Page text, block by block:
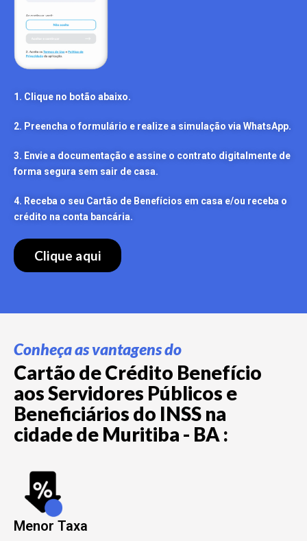
1. Clique no botão abaixo.
2. Preencha o formulário e realize a simulação via WhatsApp.
3. Envie a documentação e assine o contrato digitalmente de
forma segura sem sair de casa.
4. Receba o seu Cartão de Benefícios em casa e/ou receba o
crédito na conta bancária.
Clique aqui
Conheça as vantagens do
Cartão de Crédito Benefício
aos Servidores Públicos e
Beneficiários do INSS na
cidade de Muritiba - BA :
Menor Taxa